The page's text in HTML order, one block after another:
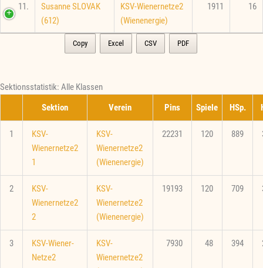
11.
Susanne SLOVAK
(612)
KSV-Wienernetze2
(Wienenergie)
1911 16
Copy Excel CSV PDF
Sektionsstatistik: Alle Klassen
Sektion
Verein Pins Spiele HSp.
1
KSV-
Wienernetze2
1
KSV-
Wienernetze2
(Wienenergie)
22231 120 889
2
KSV-
Wienernetze2
2
KSV-
Wienernetze2
(Wienenergie)
19193 120 709
3
KSV-Wiener-
Netze2
KSV-
Wienernetze2
7930 48 394